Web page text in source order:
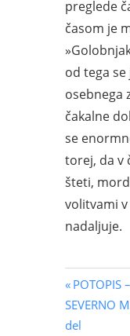
preglede
časom je
od tega
osebnega
čakalne
se
torej, da v
šteti,
volitvami
nadaljuje.
Previous
Post:
POTOPIS
SEVERNO
del